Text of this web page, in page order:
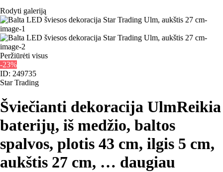
Rodyti galeriją
Peržiūrėti visus
-23%
ID: 249735
Star Trading
Šviečianti dekoracija UlmReikia
baterijų, iš medžio, baltos
spalvos, plotis 43 cm, ilgis 5 cm,
aukštis 27 cm, … daugiau